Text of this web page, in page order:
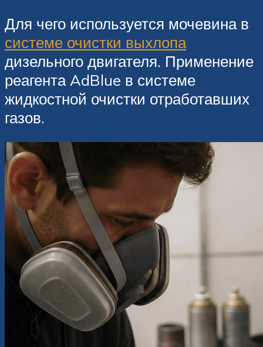
Для чего используется мочевина в
системе очистки выхлопа
дизельного двигателя. Применение
реагента AdBlue в системе
жидкостной очистки отработавших
газов.